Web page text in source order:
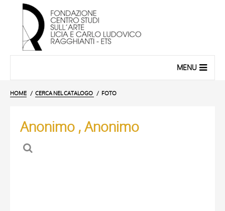
MENU
HOME CERCA NEL CATALOGO FOTO
Anonimo , Anonimo